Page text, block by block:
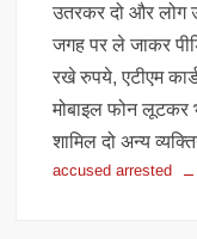
उतरकर दो और
जगह पर ले जाकर
रखे रुपये, एटीएम
मोबाइल फोन लूटकर
शामिल दो अन्य
accused arrested